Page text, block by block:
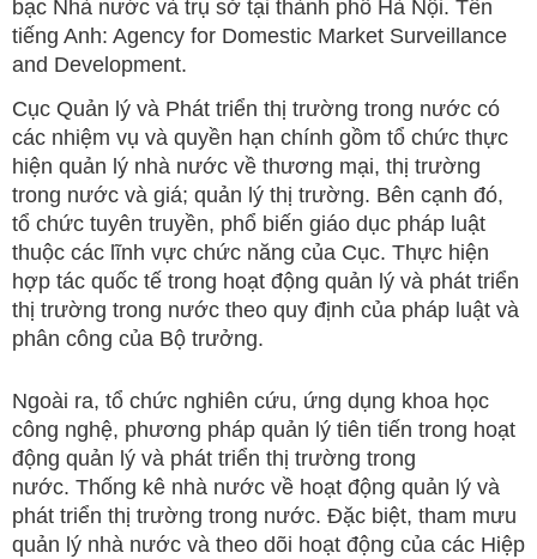
bạc Nhà nước và trụ sở tại thành phố Hà Nội. Tên
tiếng Anh: Agency for Domestic Market Surveillance
and Development.
Cục Quản lý và Phát triển thị trường trong nước có
các nhiệm vụ và quyền hạn chính gồm tổ chức thực
hiện quản lý nhà nước về thương mại, thị trường
trong nước và giá; quản lý thị trường. Bên cạnh đó,
tổ chức tuyên truyền, phổ biến giáo dục pháp luật
thuộc các lĩnh vực chức năng của Cục. Thực hiện
hợp tác quốc tế trong hoạt động quản lý và phát triển
thị trường trong nước theo quy định của pháp luật và
phân công của Bộ trưởng.
Ngoài ra, tổ chức nghiên cứu, ứng dụng khoa học
công nghệ, phương pháp quản lý tiên tiến trong hoạt
động quản lý và phát triển thị trường trong
nước. Thống kê nhà nước về hoạt động quản lý và
phát triển thị trường trong nước. Đặc biệt, tham mưu
quản lý nhà nước và theo dõi hoạt động của các Hiệp